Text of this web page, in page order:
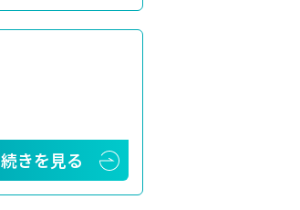
続きを見る